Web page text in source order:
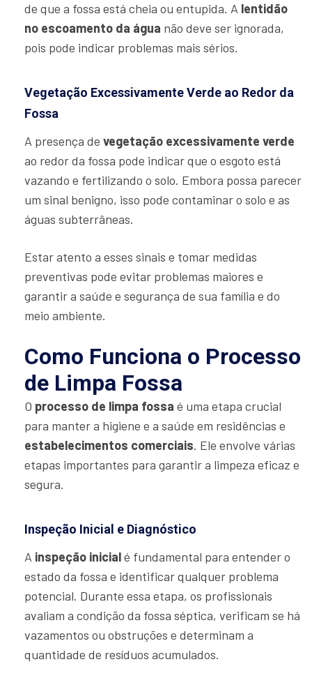
de que a fossa está cheia ou entupida. A lentidão
no escoamento da água não deve ser ignorada,
pois pode indicar problemas mais sérios.
Vegetação Excessivamente Verde ao Redor da
Fossa
A presença de vegetação excessivamente verde
ao redor da fossa pode indicar que o esgoto está
vazando e fertilizando o solo. Embora possa parecer
um sinal benigno, isso pode contaminar o solo e as
águas subterrâneas.
Estar atento a esses sinais e tomar medidas
preventivas pode evitar problemas maiores e
garantir a saúde e segurança de sua família e do
meio ambiente.
Como Funciona o Processo
de Limpa Fossa
O processo de limpa fossa é uma etapa crucial
para manter a higiene e a saúde em residências e
estabelecimentos comerciais. Ele envolve várias
etapas importantes para garantir a limpeza eficaz e
segura.
Inspeção Inicial e Diagnóstico
A inspeção inicialé fundamental para entender o
estado da fossa e identificar qualquer problema
potencial. Durante essa etapa, os profissionais
avaliam a condição da fossa séptica, verificam se há
vazamentos ou obstruções e determinam a
quantidade de resíduos acumulados.